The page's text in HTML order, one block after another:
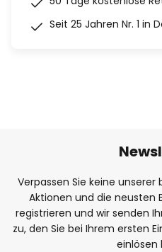
Seit 25 Jahren Nr. 1 in
Verpassen Sie keine
Aktionen und die neusten
registrieren und wir senden
zu, den Sie bei Ihrem ersten
einlösen